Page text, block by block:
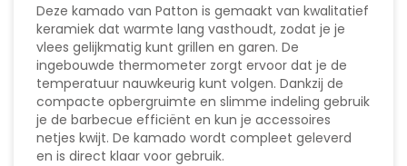
Deze kamado van Patton is gemaakt van kwalitatief
keramiek dat warmte lang vasthoudt, zodat je je
vlees gelijkmatig kunt grillen en garen. De
ingebouwde thermometer zorgt ervoor dat je de
temperatuur nauwkeurig kunt volgen. Dankzij de
compacte opbergruimte en slimme indeling gebruik
je de barbecue efficiënt en kun je accessoires
netjes kwijt. De kamado wordt compleet geleverd
en is direct klaar voor gebruik.